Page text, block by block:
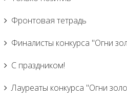
Фронтовая тетрадь
Финалисты конкурса "Огни
С праздником!
Лауреаты конкурса "Огни